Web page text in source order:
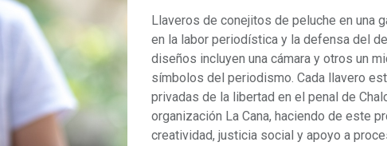
Llaveros de conejitos de peluche en una
en la labor periodística y la defensa del
diseños incluyen una cámara y otros un
símbolos del periodismo. Cada llavero
privadas de la libertad en el penal de
organización La Cana, haciendo de este
creatividad, justicia social y apoyo a